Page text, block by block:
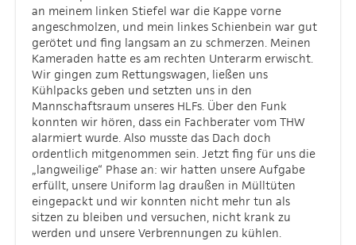
an meinem linken Stiefel war die Kappe vorne
angeschmolzen, und mein linkes Schienbein war gut
gerötet und fing langsam an zu schmerzen. Meinen
Kameraden hatte es am rechten Unterarm erwischt.
Wir gingen zum Rettungswagen, ließen uns
Kühlpacks geben und setzten uns in den
Mannschaftsraum unseres HLFs. Über den Funk
konnten wir hören, dass ein Fachberater vom THW
alarmiert wurde. Also musste das Dach doch
ordentlich mitgenommen sein. Jetzt fing für uns die
„langweilige“ Phase an: wir hatten unsere Aufgabe
erfüllt, unsere Uniform lag draußen in Mülltüten
eingepackt und wir konnten nicht mehr tun als
sitzen zu bleiben und versuchen, nicht krank zu
werden und unsere Verbrennungen zu kühlen.